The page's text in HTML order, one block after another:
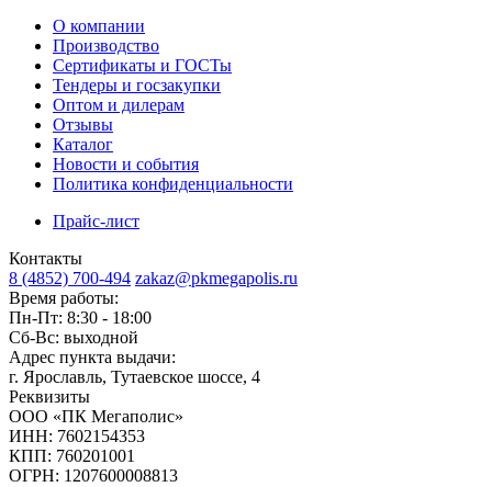
О компании
Производство
Сертификаты и ГОСТы
Тендеры и госзакупки
Оптом и дилерам
Отзывы
Каталог
Новости и события
Политика конфиденциальности
Прайс-лист
Контакты
8 (4852) 700-494 zakaz@pkmegapolis.ru
Время работы:
Пн-Пт: 8:30 - 18:00
Сб-Вс: выходной
Адрес пункта выдачи:
г. Ярославль, Тутаевское шоссе, 4
Реквизиты
ООО «ПК Мегаполис»
ИНН: 7602154353
КПП: 760201001
ОГРН: 1207600008813